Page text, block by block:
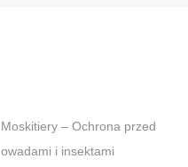
Moskitiery – Ochrona przed
owadami i insektami